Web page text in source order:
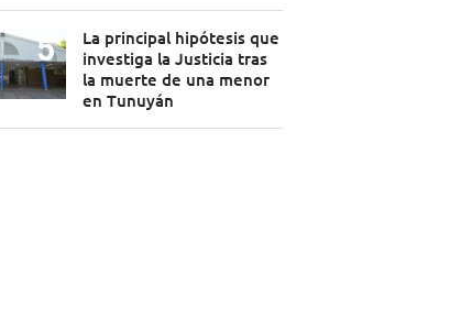
La principal hipótesis que
investiga la Justicia tras
la muerte de una menor
en Tunuyán